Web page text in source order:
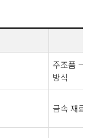
주조품 —
방식
금속 재료